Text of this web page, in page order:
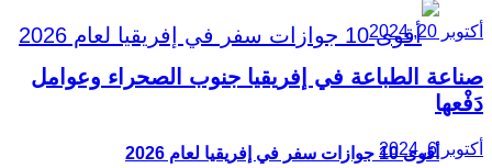
أقوى 10 جوازات سفر في إفريقيا لعام 2026
أكتوبر 20, 2024
صناعة الطباعة في إفريقيا جنوب الصحراء وعوامل
دَفْعها
أكتوبر 6, 2024